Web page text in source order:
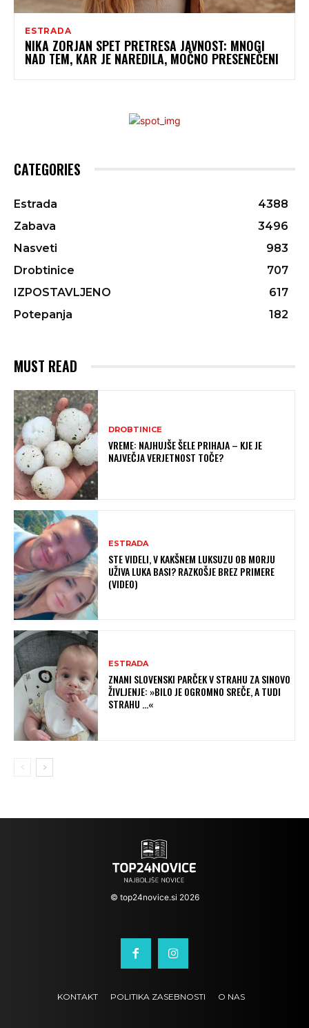
ESTRADA
NIKA ZORJAN SPET PRETRESA JAVNOST: MNOGI
NAD TEM, KAR JE NAREDILA, MOČNO PRESENEČENI
CATEGORIES
Estrada
4388
Zabava
3496
Nasveti
983
Drobtinice
707
IZPOSTAVLJENO
617
Potepanja
182
MUST READ
DROBTINICE
VREME: NAJHUJŠE ŠELE PRIHAJA – KJE JE
NAJVEČJA VERJETNOST TOČE?
ESTRADA
STE VIDELI, V KAKŠNEM LUKSUZU OB MORJU
UŽIVA LUKA BASI? RAZKOŠJE BREZ PRIMERE
(VIDEO)
ESTRADA
ZNANI SLOVENSKI PARČEK V STRAHU ZA SINOVO
ŽIVLJENJE: »BILO JE OGROMNO SREČE, A TUDI
STRAHU …«
© top24novice.si 2026
KONTAKT POLITIKA ZASEBNOSTI O NAS